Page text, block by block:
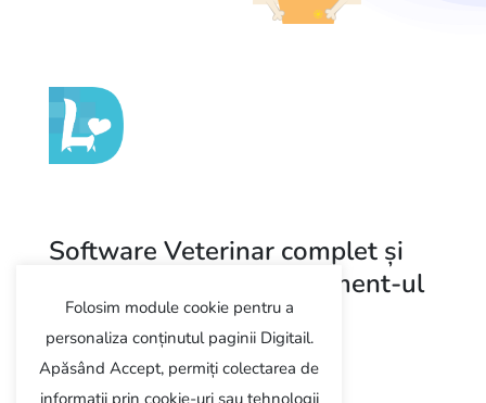
Software Veterinar complet și
modern pentru management-ul
clinicii
Programează demo
Folosim module cookie pentru a
personaliza conținutul paginii Digitail.
Apăsând Accept, permiți colectarea de
informații prin cookie-uri sau tehnologii